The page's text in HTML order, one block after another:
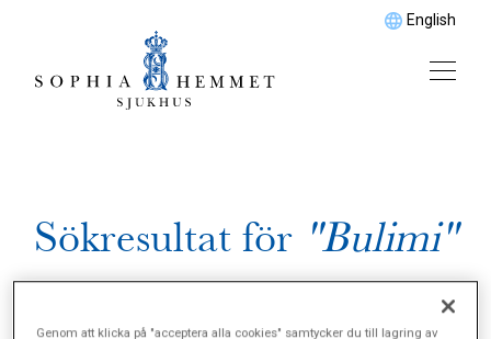
English
Sökresultat för "Bulimi"
Genom att klicka på "acceptera alla cookies" samtycker du till lagring av